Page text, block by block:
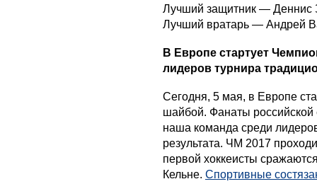
Лучший защитник — Деннис
Лучший вратарь — Андрей
В Европе стартует
лидеров турнира
Сегодня, 5 мая, в Европе
шайбой. Фанаты
наша команда среди
результата. ЧМ 2017
первой хоккеисты
Кельне. Спортивные